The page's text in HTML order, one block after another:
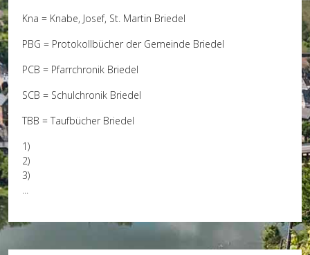
Kna = Knabe, Josef, St. Martin Briedel
PBG = Protokollbücher der Gemeinde Briedel
PCB = Pfarrchronik Briedel
SCB = Schulchronik Briedel
TBB = Taufbücher Briedel
1)
2)
3)
...